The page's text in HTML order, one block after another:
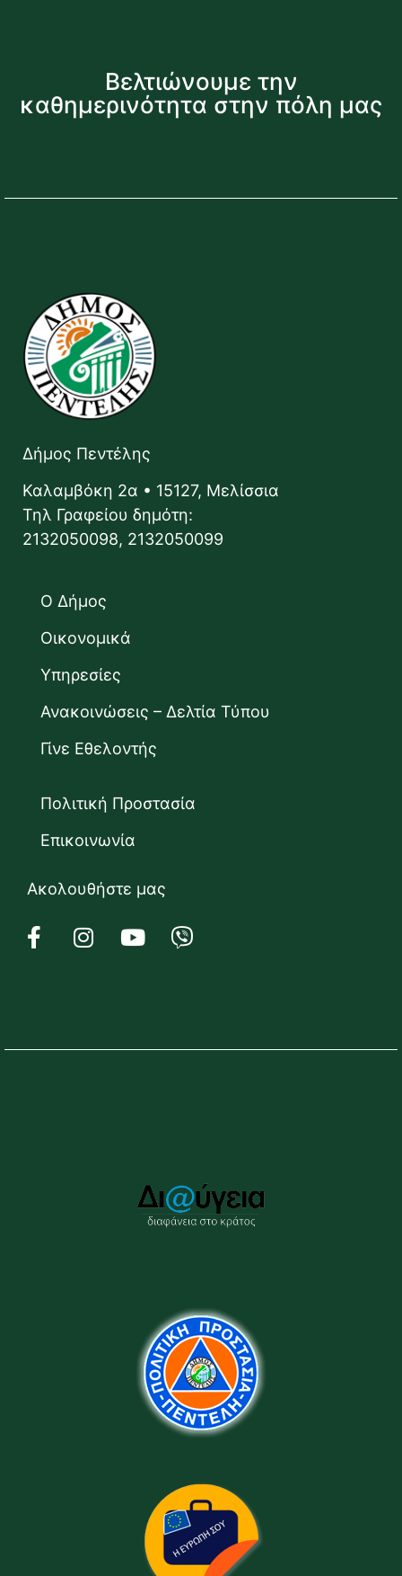
Βελτιώνουμε την
καθημερινότητα στην πόλη μας
Δήμος Πεντέλης
Καλαμβόκη 2α • 15127, Μελίσσια
Τηλ Γραφείου δημότη:
2132050098, 2132050099
Ο Δήμος
Οικονομικά
Υπηρεσίες
Ανακοινώσεις – Δελτία Τύπου
Γίνε Εθελοντής
Πολιτική Προστασία
Επικοινωνία
Ακολουθήστε μας